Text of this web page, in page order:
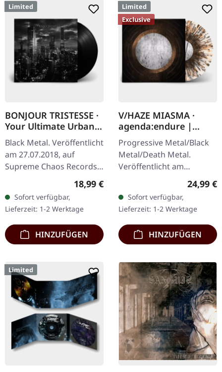
Limited
BONJOUR TRISTESSE ·
Your Ultimate Urban
Nightmare | BLACK LP
Black Metal. Veröffentlicht
am 27.07.2018, auf
Supreme Chaos Records.
Schwarzes Vinyl mit
schwerem Cover und
Insert, limitiert auf 200
Exemplare.…
Regulärer Preis:
18,99 €
Sofort verfügbar,
Lieferzeit: 1-2 Werktage
HINZUFÜGEN
Limited
Exclusive
V/HAZE MIASMA ·
agenda:endure |
SPLATTER LP
Progressive Metal/Black
Metal/Death Metal.
Veröffentlicht am
08.12.2023, auf Supreme
Chaos Records. SCR
Exklusives Ultra
Clear/Silber/Gold/Schwar
z…
24,99 €
Sofort verfügbar,
Lieferzeit: 1-2 Werktage
HINZUFÜGEN
Limited